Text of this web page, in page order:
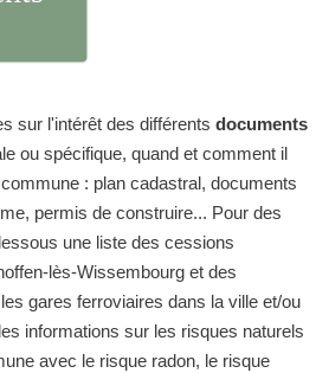
sur l'intérêt des différents documents
ou spécifique, quand et comment il
: plan cadastral, documents
permis de construire... Pour des
une liste des cessions
lès-Wissembourg et des
gares ferroviaires dans la ville et/ou
informations sur les risques naturels
avec le risque radon, le risque